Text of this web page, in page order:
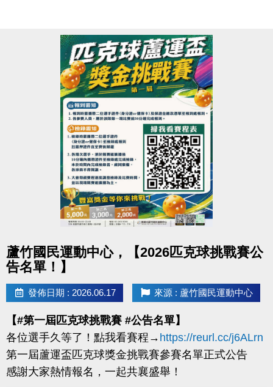
蘆竹國民運動中心，【2026匹克球挑戰賽公
告名單！】
發佈日期 : 2026.06.17 來源 : 蘆竹國民運動中心
【#第一屆匹克球挑戰賽 #公告名單】
各位選手久等了！點我看賽程→https://reurl.cc/j6ALrn
第一屆蘆運盃匹克球獎金挑戰賽參賽名單正式公告
感謝大家熱情報名，一起共襄盛舉！